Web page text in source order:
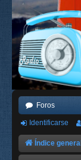
Foros
Identificarse
Índice general